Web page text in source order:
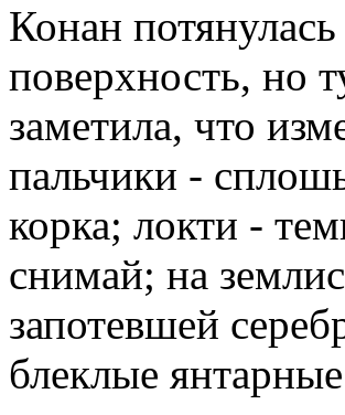
Конан
поверхность, но
заметила, что
пальчики -
корка; локти -
снимай; на
запотевшей
блеклые